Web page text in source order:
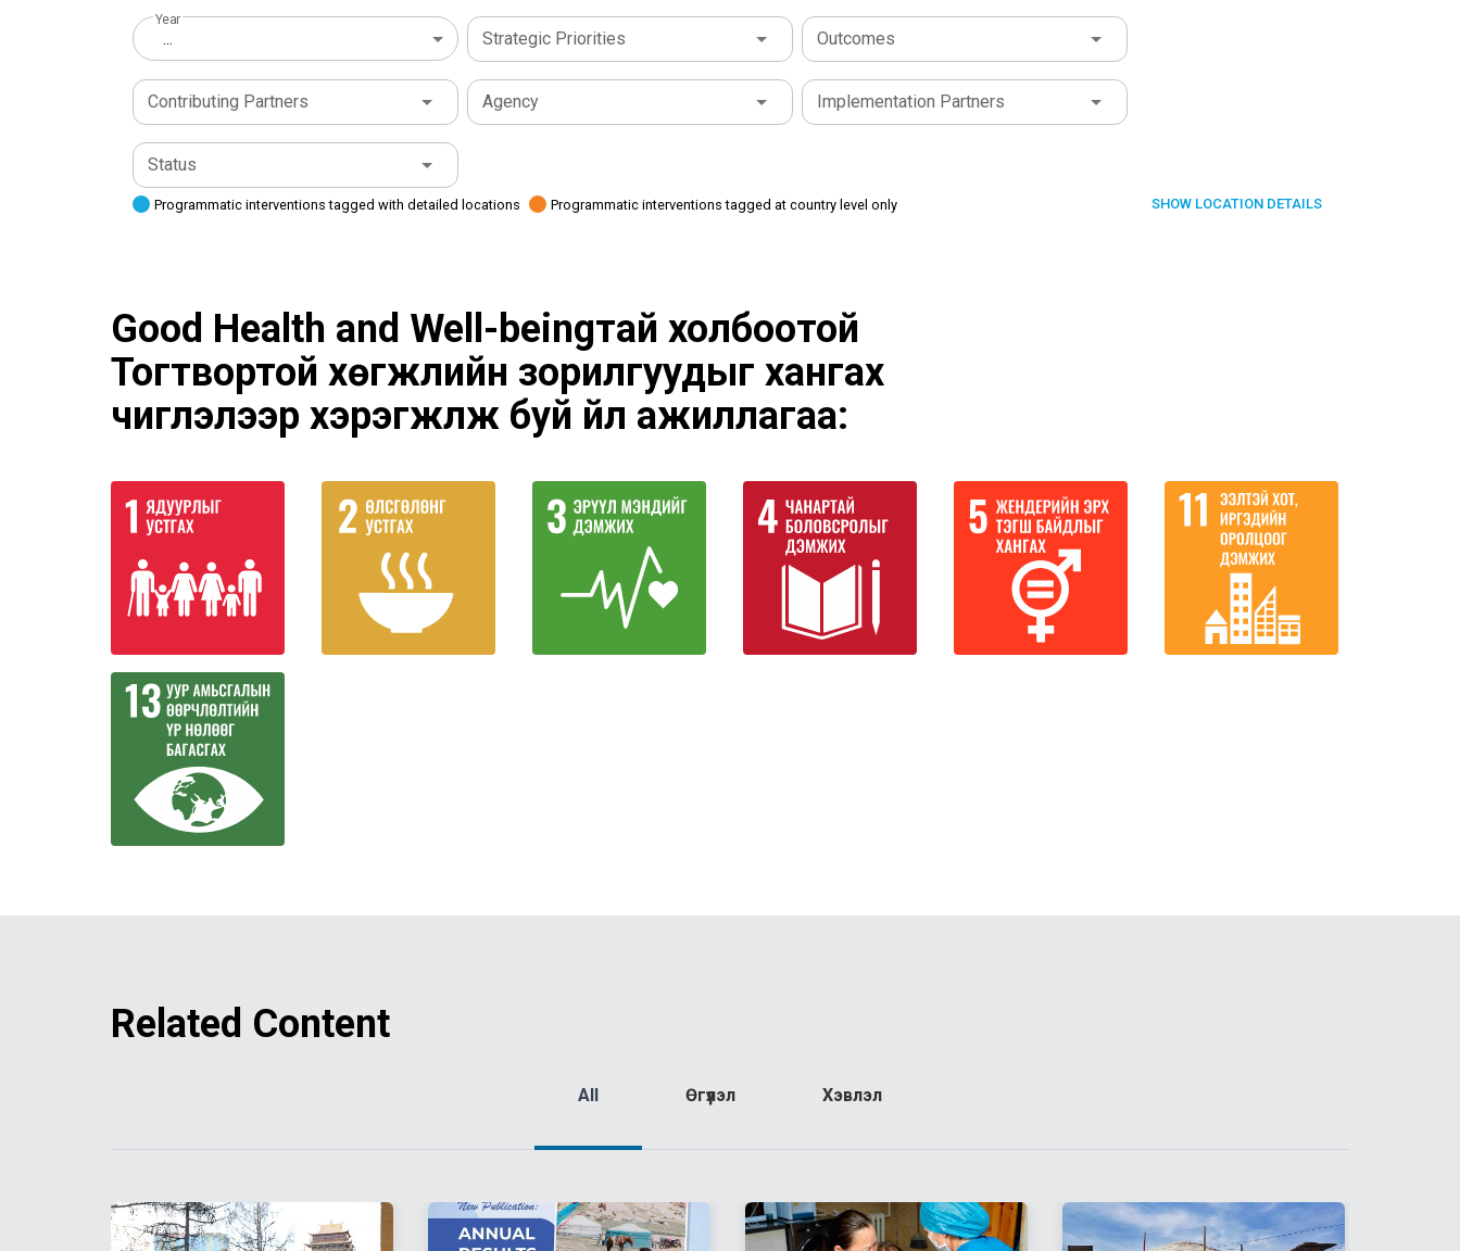
Year
... Strategic Priorities Outcomes
Contributing Partners Agency Implementation Partners
Status
Programmatic interventions tagged with detailed locations Programmatic interventions tagged at country level only SHOW LOCATION DETAILS
Good Health and Well-beingтай холбоотой
Тогтвортой хөгжлийн зорилгуудыг хангах
чиглэлээр хэрэгжүүлж буй үйл ажиллагаа:
Related Content
All Өгүүлэл Хэвлэл